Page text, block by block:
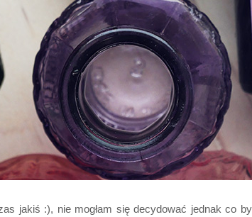
jakiś :), nie mogłam się decydować jednak co